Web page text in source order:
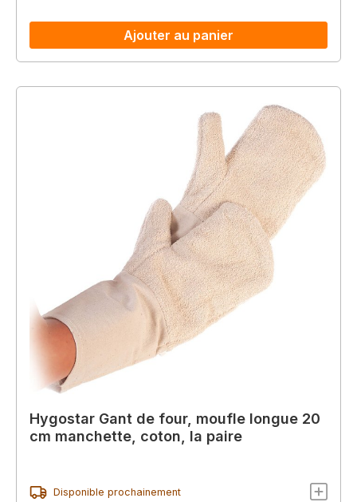
Ajouter au panier
Hygostar Gant de four, moufle longue 20
cm manchette, coton, la paire
Disponible prochainement